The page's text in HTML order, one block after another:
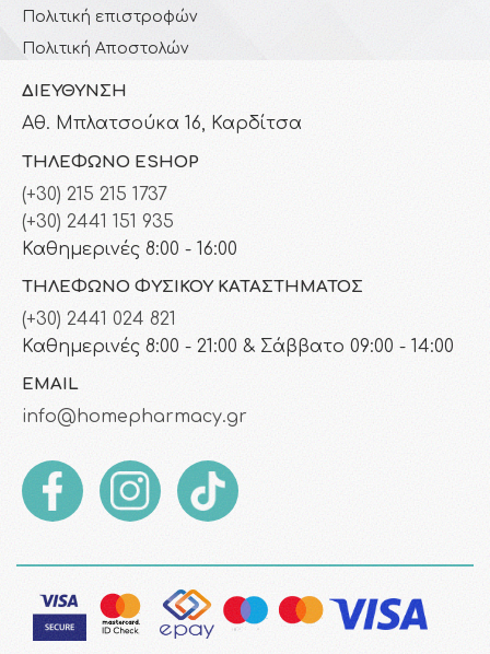
Πολιτική επιστροφών
Πολιτική Αποστολών
ΔΙΕΎΘΥΝΣΗ
Αθ. Μπλατσούκα 16, Καρδίτσα
ΤΗΛΈΦΩΝΟ ESHOP
(+30) 215 215 1737
(+30) 2441 151 935
Καθημερινές 8:00 - 16:00
ΤΗΛΈΦΩΝΟ ΦΥΣΙΚΟΎ ΚΑΤΑΣΤΉΜΑΤΟΣ
(+30) 2441 024 821
Καθημερινές 8:00 - 21:00 & Σάββατο 09:00 - 14:00
EMAIL
info@homepharmacy.gr